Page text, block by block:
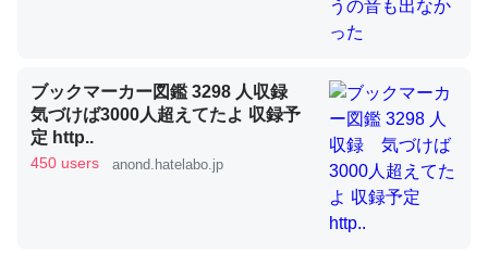
コオロギのカルシウム分はエビの600分の1程度。
─ニュース :: 【研究発表】昆虫学の大問題＝「昆虫はなぜ海にいな
いのか」に関する新仮説
ブックマーカー図鑑 3298 人収録
気づけば3000人超えてたよ 収録予
定 http..
450 users anond.hatelabo.jp